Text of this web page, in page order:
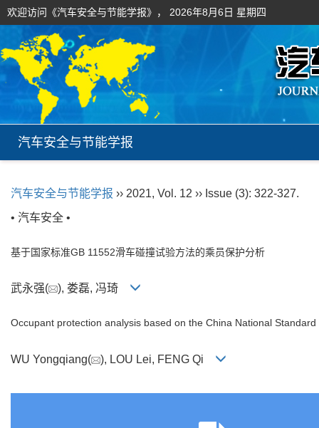
欢迎访问《汽车安全与节能学报》， 2026年8月6日 星期四
汽车安全与节能学报
汽车安全与节能学报 ›› 2021, Vol. 12 ›› Issue (3): 322-327.
• 汽车安全 •
基于国家标准GB 11552滑车碰撞试验方法的乘员保护分析
武永强( ), 娄磊, 冯琦
Occupant protection analysis based on the China National
WU Yongqiang( ), LOU Lei, FENG Qi